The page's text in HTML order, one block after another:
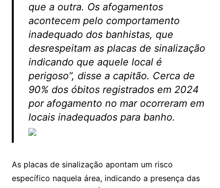
que a outra. Os afogamentos
acontecem pelo comportamento
inadequado dos banhistas, que
desrespeitam as placas de sinalização
indicando que aquele local é
perigoso”, disse a capitão. Cerca de
90% dos óbitos registrados em 2024
por afogamento no mar ocorreram em
locais inadequados para banho.
As placas de sinalização apontam um risco
específico naquela área, indicando a presença das